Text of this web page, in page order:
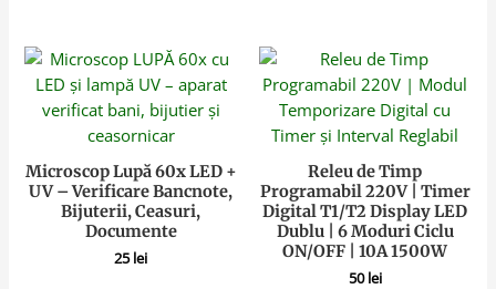
Microscop Lupă 60x LED +
UV – Verificare Bancnote,
Bijuterii, Ceasuri,
Documente
25lei
Releu de Timp
Programabil 220V | Timer
Digital T1/T2 Display LED
Dublu | 6 Moduri Ciclu
ON/OFF | 10A 1500W
50lei